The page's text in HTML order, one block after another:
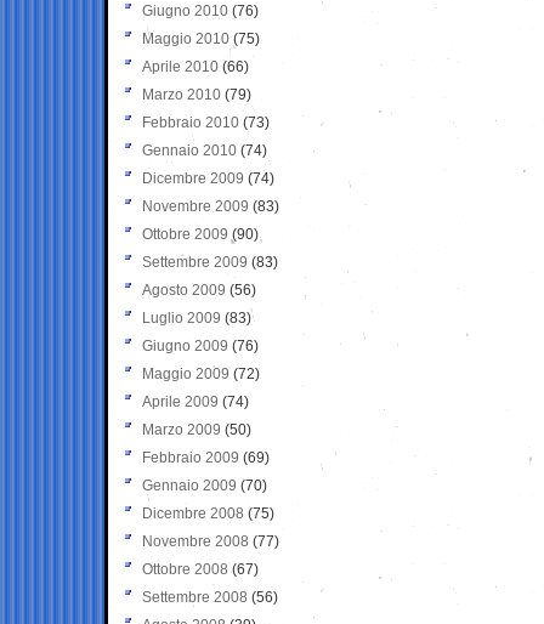
Giugno 2010 (76)
Maggio 2010 (75)
Aprile 2010 (66)
Marzo 2010 (79)
Febbraio 2010 (73)
Gennaio 2010 (74)
Dicembre 2009 (74)
Novembre 2009 (83)
Ottobre 2009 (90)
Settembre 2009 (83)
Agosto 2009 (56)
Luglio 2009 (83)
Giugno 2009 (76)
Maggio 2009 (72)
Aprile 2009 (74)
Marzo 2009 (50)
Febbraio 2009 (69)
Gennaio 2009 (70)
Dicembre 2008 (75)
Novembre 2008 (77)
Ottobre 2008 (67)
Settembre 2008 (56)